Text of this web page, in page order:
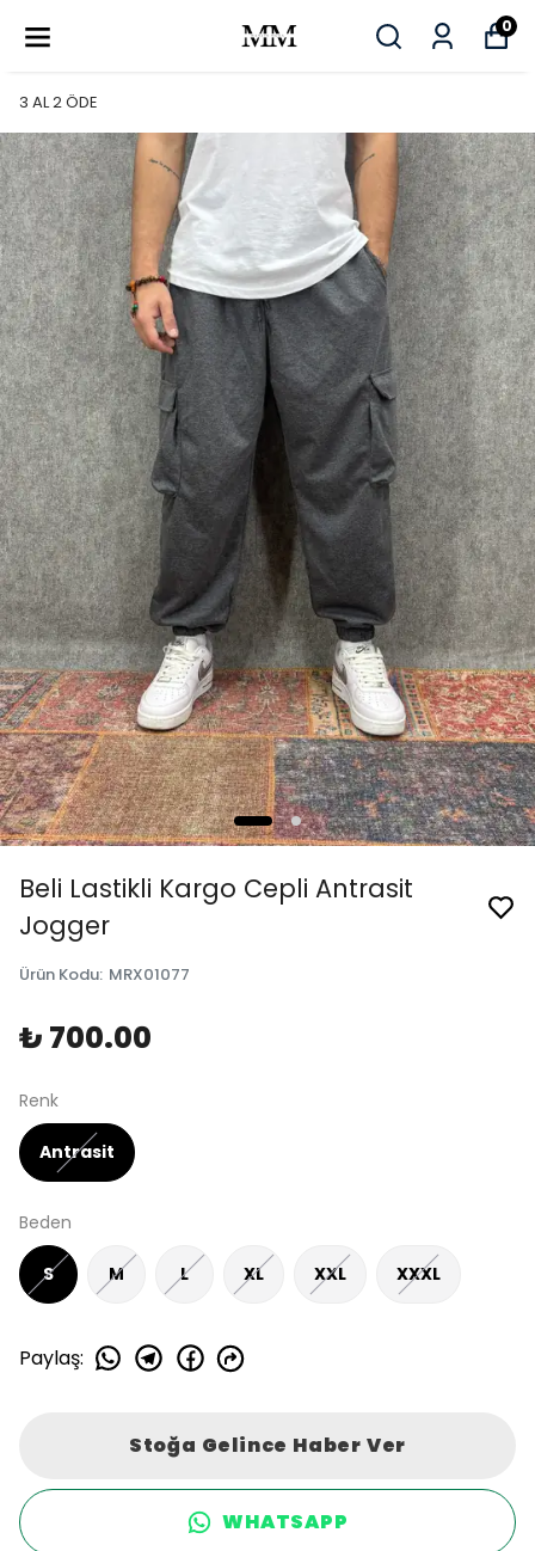
0
3 AL 2 ÖDE
Beli Lastikli Kargo Cepli Antrasit
Jogger
Ürün Kodu: MRX01077
₺ 700.00
Renk
Antrasit
Beden
S M L XL XXL XXXL
Paylaş:
Stoğa Gelince Haber Ver
WHATSAPP